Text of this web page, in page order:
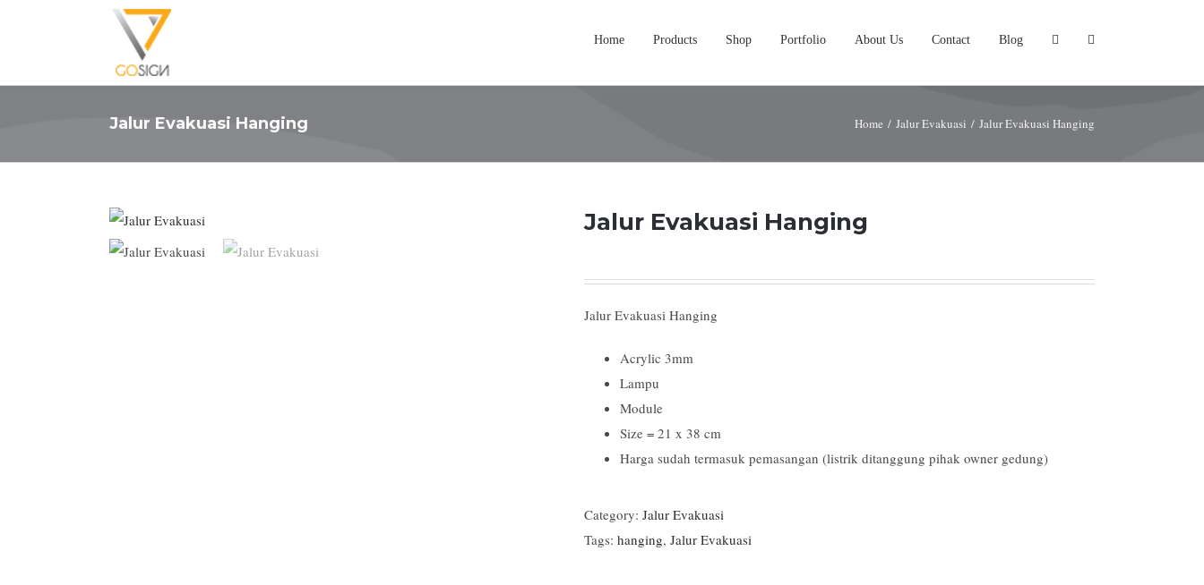
Home Products Shop Portfolio About Us Contact Blog
Jalur Evakuasi Hanging Home / Jalur Evakuasi / Jalur Evakuasi Hanging
Jalur Evakuasi Hanging
Jalur Evakuasi Hanging
Acrylic 3mm
Lampu
Module
Size = 21 x 38 cm
Harga sudah termasuk pemasangan (listrik ditanggung pihak owner gedung)
Category: Jalur Evakuasi
Tags: hanging, Jalur Evakuasi